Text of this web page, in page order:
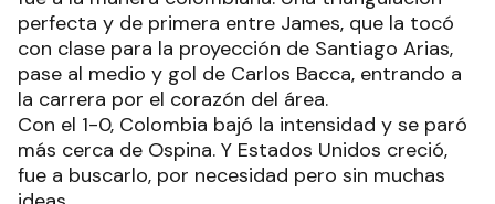
perfecta y de primera entre James, que la tocó
con clase para la proyección de Santiago Arias,
pase al medio y gol de Carlos Bacca, entrando a
la carrera por el corazón del área.
Con el 1-0, Colombia bajó la intensidad y se paró
más cerca de Ospina. Y Estados Unidos creció,
fue a buscarlo, por necesidad pero sin muchas